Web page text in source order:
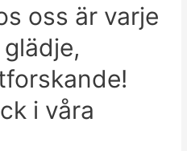
oss är varje
i våra